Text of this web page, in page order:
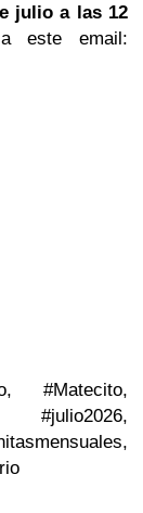
julio a las 12
este email:
#Matecito,